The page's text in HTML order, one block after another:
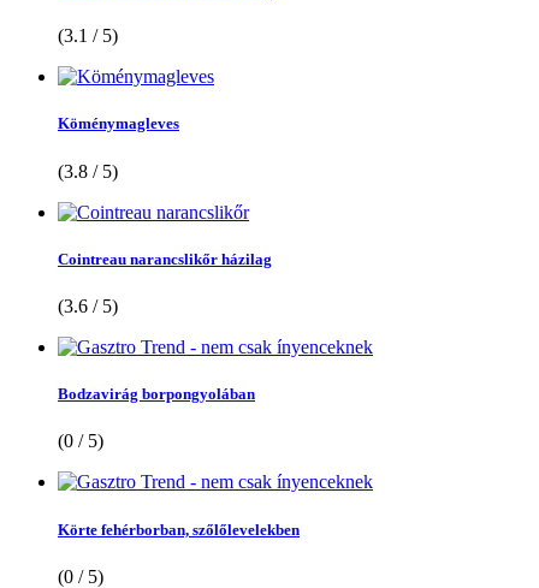
(3.1 / 5)
Köménymagleves
(3.8 / 5)
Cointreau narancslikőr házilag
(3.6 / 5)
Bodzavirág borpongyolában
(0 / 5)
Körte fehérborban, szőlőlevelekben
(0 / 5)